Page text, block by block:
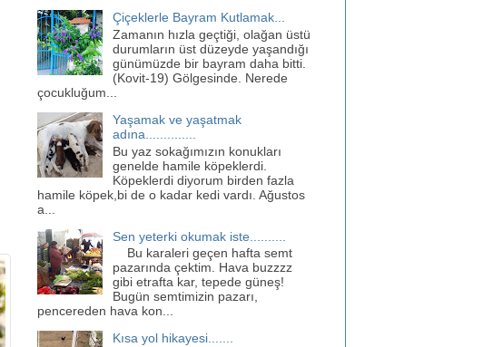
Çiçeklerle Bayram Kutlamak...
Zamanın hızla geçtiği, olağan üstü
durumların üst düzeyde yaşandığı
günümüzde bir bayram daha bitti.
(Kovit-19) Gölgesinde. Nerede
çocukluğum...
Yaşamak ve yaşatmak
adına..............
Bu yaz sokağımızın konukları
genelde hamile köpeklerdi.
Köpeklerdi diyorum birden fazla
hamile köpek,bi de o kadar kedi vardı. Ağustos
a...
Sen yeterki okumak iste..........
Bu karaleri geçen hafta semt
pazarında çektim. Hava buzzzz
gibi etrafta kar, tepede güneş!
Bugün semtimizin pazarı,
pencereden hava kon...
Kısa yol hikayesi.......